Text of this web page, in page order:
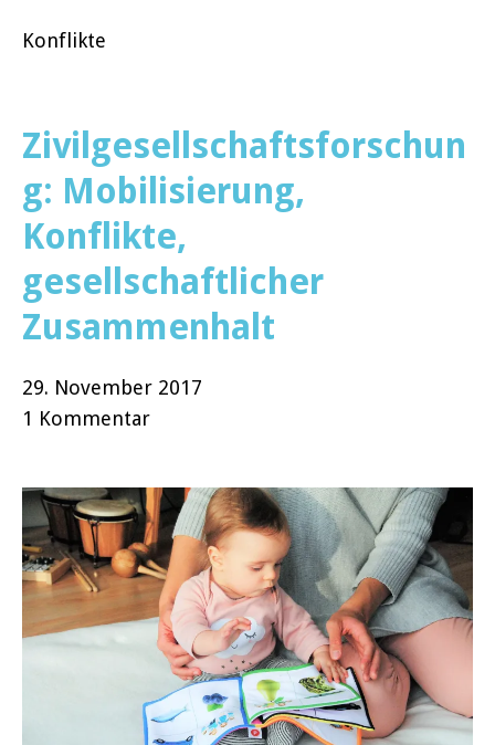
Konflikte
Zivilgesellschaftsforschun
g: Mobilisierung,
Konflikte,
gesellschaftlicher
Zusammenhalt
29. November 2017
1 Kommentar